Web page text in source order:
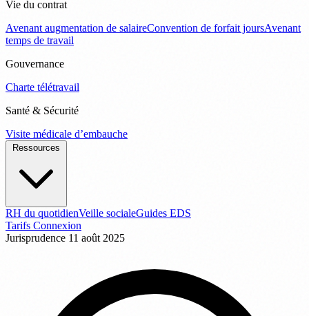
Vie du contrat
Avenant augmentation de salaireConvention de forfait joursAvenant
temps de travail
Gouvernance
Charte télétravail
Santé & Sécurité
Visite médicale d’embauche
RH du quotidienVeille socialeGuides EDS
Tarifs Connexion
Jurisprudence 11 août 2025